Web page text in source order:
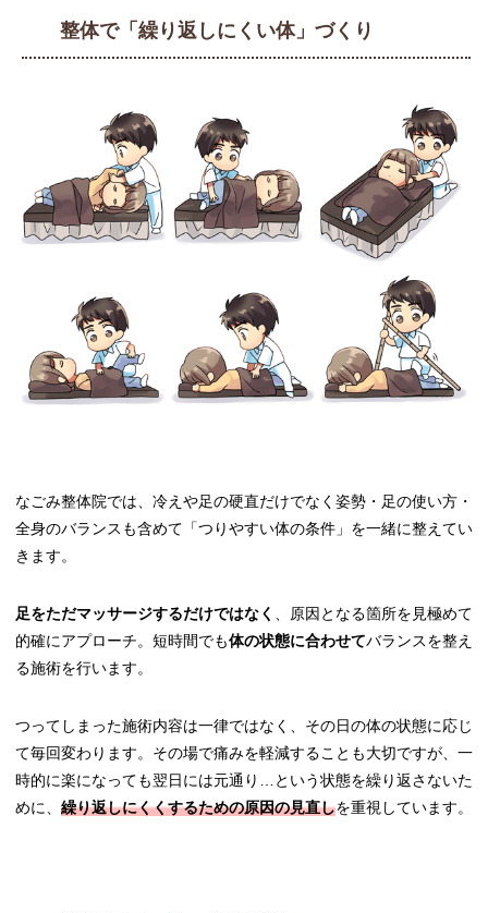
整体で「繰り返しにくい体」づくり
なごみ整体院では、冷えや足の硬直だけでなく姿勢・足の使い方・
全身のバランスも含めて「つりやすい体の条件」を一緒に整えてい
きます。
足をただマッサージするだけではなく 、原因となる箇所を見極めて
的確にアプローチ。短時間でも体の状態に合わせてバランスを整え
る施術を行います。
つってしまった施術内容は一律ではなく、その日の体の状態に応じ
て毎回変わります。その場で痛みを軽減することも大切ですが、一
時的に楽になっても翌日には元通り…という状態を繰り返さないた
めに、 繰り返しにくくするための原因の見直しを重視しています。